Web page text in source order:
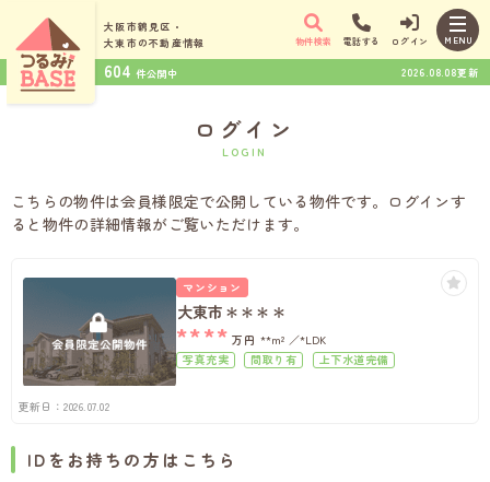
大阪市鶴見区・
大東市の不動産情報 物件検索 電話する ログイン MENU
604 件公開中 2026.08.08更新
ログイン
LOGIN
こちらの物件は会員様限定で公開している物件です。ログインす
ると物件の詳細情報がご覧いただけます。
マンション
大東市＊＊＊＊
**** 万円 **m²
*LDK
写真充実
間取り有 上下水道完備
更新日：2026.07.02
IDをお持ちの方はこちら